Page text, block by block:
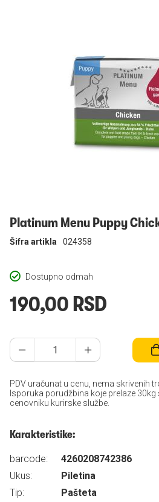
Platinum Menu Puppy
Dostupno odmah
Šifra artikla 024358
190,00 RSD
PDV uračunat u cenu, nema skrivenih
Isporuka porudžbina koje prelaze
cenovniku kurirske službe.
Karakteristike:
barcode:
4260208742386
Ukus:
Piletina
Tip:
Pašteta